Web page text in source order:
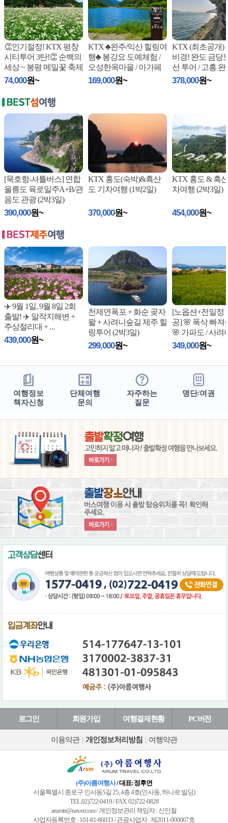
👏인기절정! KTX 평창
시티투어 3탄!👏 순백의
세상 ~ 봉평 메밀꽃 축제
+ 달...
74,000원~
KTX ♣완주/익산 힐링여
행♣ 봉강요 도예체험 /
오성한옥마을 / 아가페
정원 (당일)
169,000원~
KTX (최초공개)
비경! 완도 금당
선 투어 / 고흥
(쑥섬+나로도+
378,000원~
[묵호항-셔틀버스] 연합
울릉도 육로일주A+B/관
음도 관광 (2박3일)
390,000원~
KTX 홍도(숙박)&흑산
도 기차여행 (1박2일)
370,000원~
KTX 홍도 & 흑
차여행 (2박3일)
454,000원~
✈️ 9월 1일, 9월 8일 2회
출발! ✈️ 알작지해변 +
주상절리대 +...
439,000원~
천제연폭포 + 화순 곶자
왈 + 사려니숲길 제주 힐
링투어 (2박3일)
299,000원~
[노옵션+전일정
공] 🌸 폭삭 빠져
🌸 가파도 / 사려
/ 드...
349,000원~
여행정보
책자신청
단체여행
문의
자주하는
질문
명단/여권
로그인 회원가입 여행결제현황 PC버전
이용약관 | 개인정보처리방침 | 여행약관
(주)아름여행사/ 대표: 정후연
서울특별시 종로구 인사동5길 25, 4층 4호(인사동, 하나로 빌딩)
TEL.02)722-0419 / FAX. 02)722-0828
arumtr@naver.com / 개인정보관리 책임자 : 신인철
사업자등록번호 : 101-81-86033 / 관광사업자 : 제2011-000007호